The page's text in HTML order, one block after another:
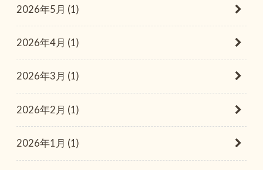
2026年5月 (1)
2026年4月 (1)
2026年3月 (1)
2026年2月 (1)
2026年1月 (1)